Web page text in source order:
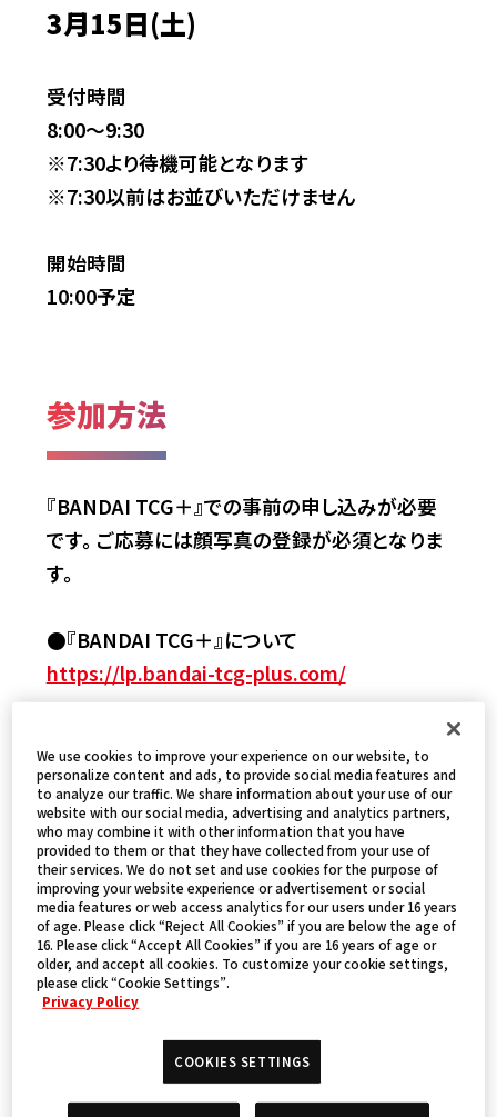
3月15日(土)
受付時間
8:00～9:30
※7:30より待機可能となります​
※7:30以前はお並びいただけません​
開始時間
10:00予定
参加方法
『BANDAI TCG＋』での事前の申し込みが必要
です。​ ご応募には顔写真の登録が必須となりま
す。​
●『BANDAI TCG＋』について​
https://lp.bandai-tcg-plus.com/​
https://lp.bandai-tcg-plus.com/face.html​
応募の流れ
①代表者応募
3人1組のチームのいずれかの方に代表者を務
めていただきます。 代表者の方が応募フォーム
にて応募完了することで、チームIDが発行され
表示されるチームIDをチームメンバーに共有し
てください。
We use cookies to improve your experience on our website, to
personalize content and ads, to provide social media features and
to analyze our traffic. We share information about your use of our
website with our social media, advertising and analytics partners,
who may combine it with other information that you have
provided to them or that they have collected from your use of
their services. We do not set and use cookies for the purpose of
improving your website experience or advertisement or social
media features or web access analytics for our users under 16 years
of age. Please click “Reject All Cookies” if you are below the age of
16. Please click “Accept All Cookies” if you are 16 years of age or
older, and accept all cookies. To customize your cookie settings,
please click “Cookie Settings”.
Privacy Policy
COOKIES SETTINGS